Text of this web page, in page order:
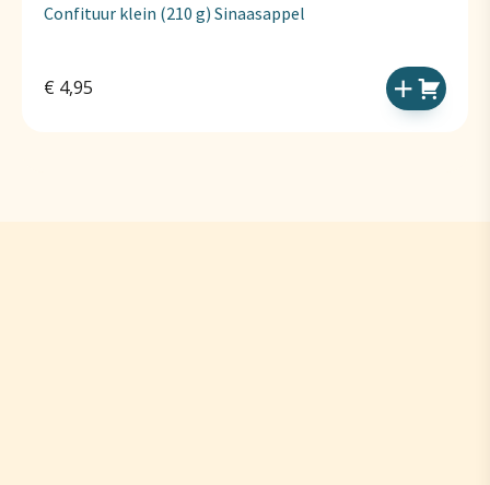
Confituur klein (210 g) Sinaasappel
€ 4,95